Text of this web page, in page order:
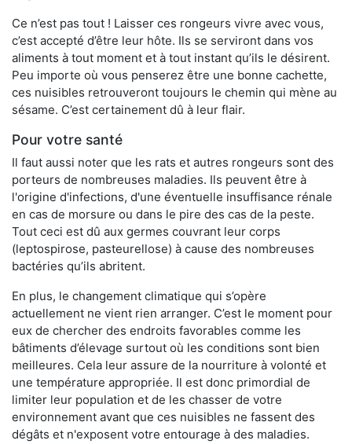
Ce n’est pas tout ! Laisser ces rongeurs vivre avec vous,
c’est accepté d’être leur hôte. Ils se serviront dans vos
aliments à tout moment et à tout instant qu’ils le désirent.
Peu importe où vous penserez être une bonne cachette,
ces nuisibles retrouveront toujours le chemin qui mène au
sésame. C’est certainement dû à leur flair.
Pour votre santé
Il faut aussi noter que les rats et autres rongeurs sont des
porteurs de nombreuses maladies. Ils peuvent être à
l'origine d'infections, d'une éventuelle insuffisance rénale
en cas de morsure ou dans le pire des cas de la peste.
Tout ceci est dû aux germes couvrant leur corps
(leptospirose, pasteurellose) à cause des nombreuses
bactéries qu’ils abritent.
En plus, le changement climatique qui s’opère
actuellement ne vient rien arranger. C’est le moment pour
eux de chercher des endroits favorables comme les
bâtiments d’élevage surtout où les conditions sont bien
meilleures. Cela leur assure de la nourriture à volonté et
une température appropriée. Il est donc primordial de
limiter leur population et de les chasser de votre
environnement avant que ces nuisibles ne fassent des
dégâts et n'exposent votre entourage à des maladies.